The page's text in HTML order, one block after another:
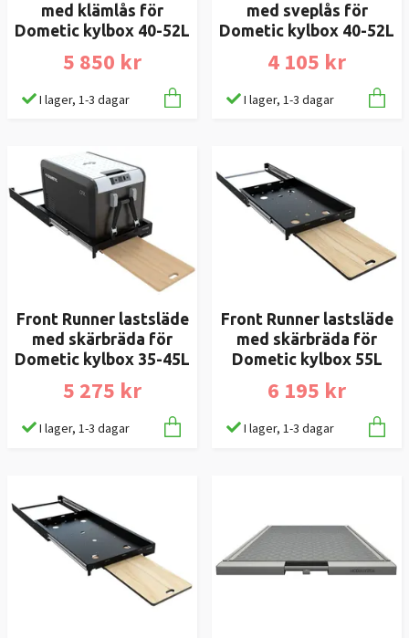
med klämlås för
Dometic kylbox 40-52L
5 850 kr
I lager, 1-3 dagar
med sveplås för
Dometic kylbox 40-52L
4 105 kr
I lager, 1-3 dagar
Front Runner lastsläde
med skärbräda för
Dometic kylbox 35-45L
5 275 kr
I lager, 1-3 dagar
Front Runner lastsläde
med skärbräda för
Dometic kylbox 55L
6 195 kr
I lager, 1-3 dagar